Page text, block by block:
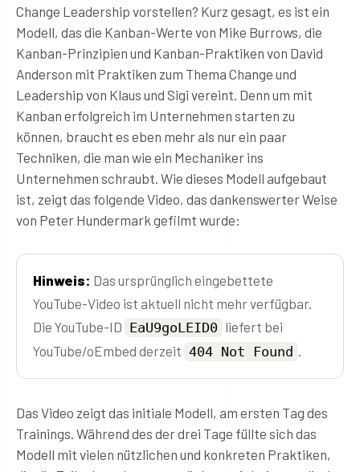
Change Leadership vorstellen? Kurz gesagt, es ist ein
Modell, das die Kanban-Werte von Mike Burrows, die
Kanban-Prinzipien und Kanban-Praktiken von David
Anderson mit Praktiken zum Thema Change und
Leadership von Klaus und Sigi vereint. Denn um mit
Kanban erfolgreich im Unternehmen starten zu
können, braucht es eben mehr als nur ein paar
Techniken, die man wie ein Mechaniker ins
Unternehmen schraubt. Wie dieses Modell aufgebaut
ist, zeigt das folgende Video, das dankenswerter Weise
von Peter Hundermark gefilmt wurde:
Hinweis: Das ursprünglich eingebettete
YouTube-Video ist aktuell nicht mehr verfügbar.
Die YouTube-ID EaU9goLEID0 liefert bei
YouTube/oEmbed derzeit 404 Not Found .
Das Video zeigt das initiale Modell, am ersten Tag des
Trainings. Während des der drei Tage füllte sich das
Modell mit vielen nützlichen und konkreten Praktiken,